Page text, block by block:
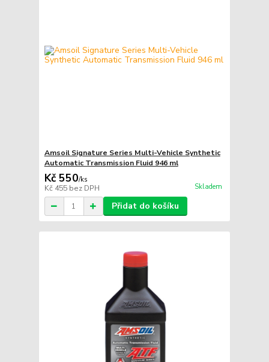
Amsoil Signature Series Multi-Vehicle Synthetic
Automatic Transmission Fluid 946 ml
Kč 550/ks
Kč 455 bez DPH Skladem
Přidat do košíku